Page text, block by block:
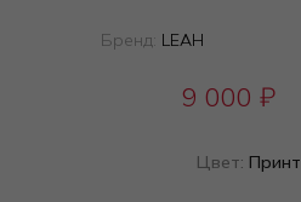
Бренд: LEAH
9 000 ₽
Цвет: